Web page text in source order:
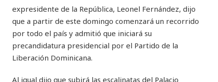
expresidente de la República, Leonel Fernández, dijo
que a partir de este domingo comenzará un recorrido
por todo el país y admitió que iniciará su
precandidatura presidencial por el Partido de la
Liberación Dominicana.
Al igual dijo que subirá las escalinatas del Palacio